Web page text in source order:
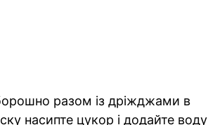
разом із дріжджами в
насипте цукор і додайте воду